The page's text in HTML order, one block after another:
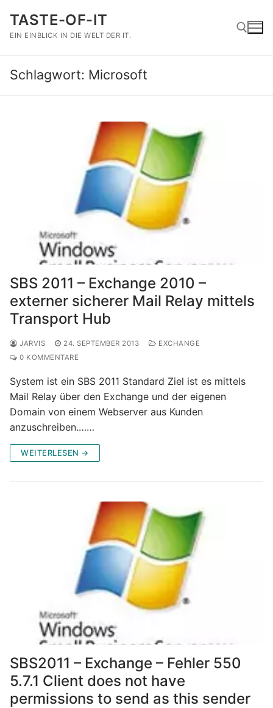
Inhalt
springen
TASTE-OF-IT
EIN EINBLICK IN DIE WELT DER IT.
Suchen nach:
Schlagwort: Microsoft
SBS 2011 – Exchange 2010 –
externer sicherer Mail Relay mittels
Transport Hub
JARVIS 24. SEPTEMBER 2013
EXCHANGE
0 KOMMENTARE
System ist ein SBS 2011 Standard Ziel ist es mittels
Mail Relay über den Exchange und der eigenen
Domain von einem Webserver aus Kunden
anzuschreiben.……
WEITERLESEN →
SBS2011 – Exchange – Fehler 550
5.7.1 Client does not have
permissions to send as this sender